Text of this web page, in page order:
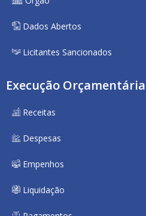
Dados Abertos
Licitantes Sancionados
Execução Orçamentária
Receitas
Despesas
Empenhos
Liquidação